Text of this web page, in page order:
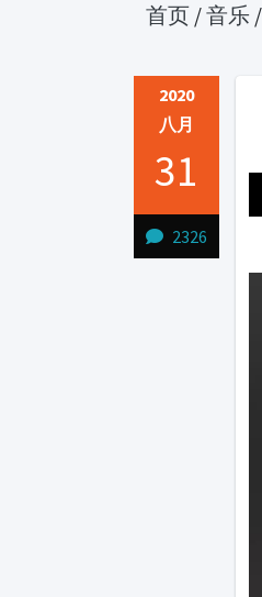
首页 /音乐 /
2020
八月
31
2326